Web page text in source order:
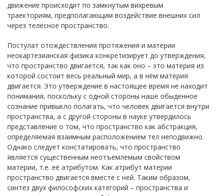
движение происходит по замкнутым вихревым
траекториям, предполагающим воздействие внешних сил
через телесное пространство.
Постулат отождествления протяжения и материи
неокартезианская физика конкретизирует до утверждения,
что пространство двигается, так как оно – это материя из
которой состоит весь реальный мир, а в нём материя
двигается. Это утверждение в настоящее время не находит
понимания, поскольку с одной стороны наше обыденное
сознание привыкло полагать, что человек двигается внутри
пространства, а с другой стороны в науке утвердилось
представление о том, что пространство как абстракция,
определяемая взаимным расположением тел неподвижно.
Однако следует констатировать, что пространство
является существенным неотъемлемым свойством
материи, т.е. её атрибутом. Как атрибут материи
пространство двигается вместе с ней. Таким образом,
синтез двух философских категорий – пространства и